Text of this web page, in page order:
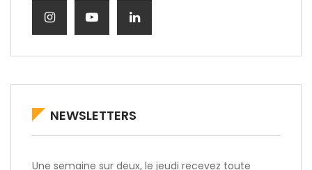
NEWSLETTERS
Une semaine sur deux, le jeudi recevez toute